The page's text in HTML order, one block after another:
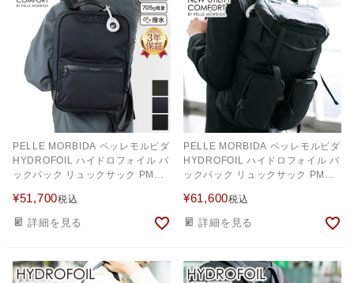
PELLE MORBIDA ペッレモルビダ
HYDROFOIL ハイドロフォイル バ
ックパック リュックサック PMO-
¥51,700税込
詳細を見る
PELLE MORBIDA ペッレモルビダ
HYDROFOIL ハイドロフォイル バ
ックパック リュックサック PMO-
¥61,600税込
詳細を見る